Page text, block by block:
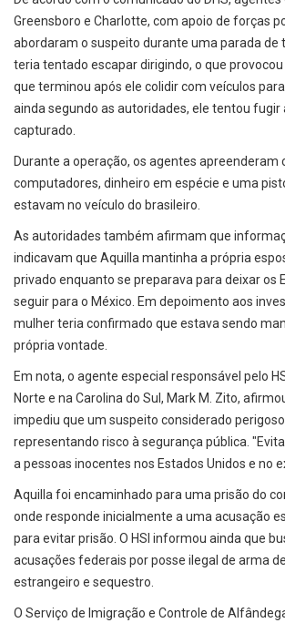
Greensboro e Charlotte, com apoio de forças
abordaram o suspeito durante uma parada de
teria tentado escapar dirigindo, o que
que terminou após ele colidir com veículos
ainda segundo as autoridades, ele tentou fugir
capturado.
Durante a operação, os agentes apreenderam
computadores, dinheiro em espécie e uma
estavam no veículo do brasileiro.
As autoridades também afirmam que
indicavam que Aquilla mantinha a própria
privado enquanto se preparava para deixar os
seguir para o México. Em depoimento aos
mulher teria confirmado que estava sendo
própria vontade.
Em nota, o agente especial responsável pelo
Norte e na Carolina do Sul, Mark M. Zito,
impediu que um suspeito considerado
representando risco à segurança pública.
a pessoas inocentes nos Estados Unidos e no
Aquilla foi encaminhado para uma prisão do
onde responde inicialmente a uma acusação
para evitar prisão. O HSI informou ainda que
acusações federais por posse ilegal de arma
estrangeiro e sequestro.
O Serviço de Imigração e Controle de